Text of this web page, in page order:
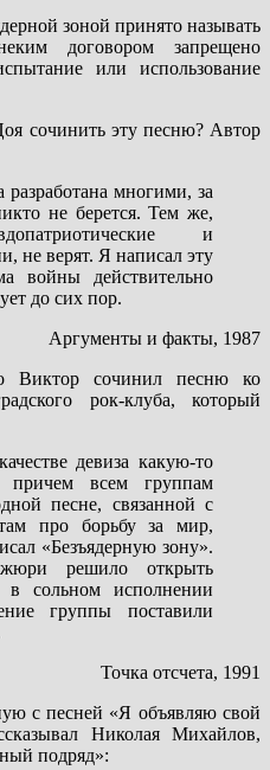
зоной принято называть
договором запрещено
или использование
сочинить эту песню? Автор
разработана многими, за
не берется. Тем же,
и
не верят. Я написал эту
войны действительно
до сих пор.
Аргументы и факты, 1987
Виктор сочинил песню ко
рок-клуба, который
девиза какую-то
причем всем группам
песне, связанной с
про борьбу за мир,
«Безъядерную зону».
решило открыть
в сольном исполнении
группы поставили
Точка отсчета, 1991
с песней «Я объявляю свой
Николая Михайлов,
подряд»: